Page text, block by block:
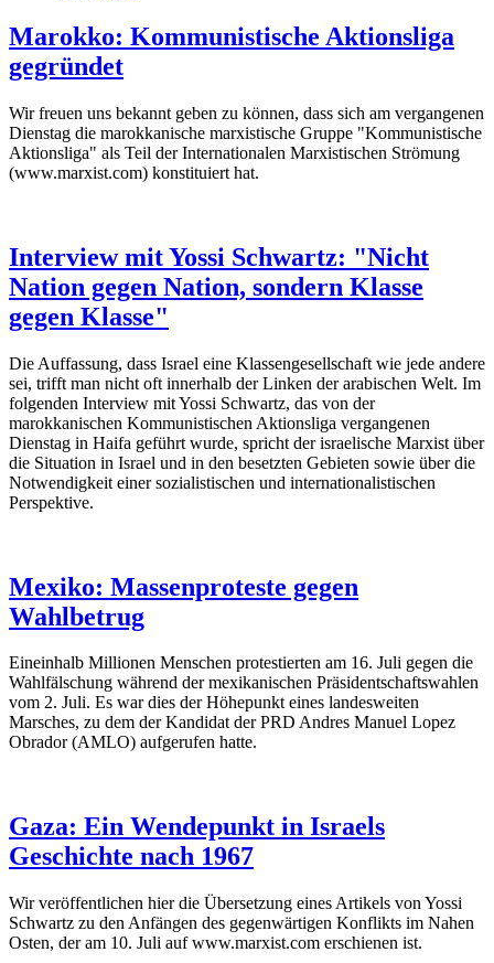
Marokko: Kommunistische Aktionsliga
gegründet
Wir freuen uns bekannt geben zu können, dass sich am vergangenen
Dienstag die marokkanische marxistische Gruppe "Kommunistische
Aktionsliga" als Teil der Internationalen Marxistischen Strömung
(www.marxist.com) konstituiert hat.
Interview mit Yossi Schwartz: "Nicht
Nation gegen Nation, sondern Klasse
gegen Klasse"
Die Auffassung, dass Israel eine Klassengesellschaft wie jede andere
sei, trifft man nicht oft innerhalb der Linken der arabischen Welt. Im
folgenden Interview mit Yossi Schwartz, das von der
marokkanischen Kommunistischen Aktionsliga vergangenen
Dienstag in Haifa geführt wurde, spricht der israelische Marxist über
die Situation in Israel und in den besetzten Gebieten sowie über die
Notwendigkeit einer sozialistischen und internationalistischen
Perspektive.
Mexiko: Massenproteste gegen
Wahlbetrug
Eineinhalb Millionen Menschen protestierten am 16. Juli gegen die
Wahlfälschung während der mexikanischen Präsidentschaftswahlen
vom 2. Juli. Es war dies der Höhepunkt eines landesweiten
Marsches, zu dem der Kandidat der PRD Andres Manuel Lopez
Obrador (AMLO) aufgerufen hatte.
Gaza: Ein Wendepunkt in Israels
Geschichte nach 1967
Wir veröffentlichen hier die Übersetzung eines Artikels von Yossi
Schwartz zu den Anfängen des gegenwärtigen Konflikts im Nahen
Osten, der am 10. Juli auf www.marxist.com erschienen ist.